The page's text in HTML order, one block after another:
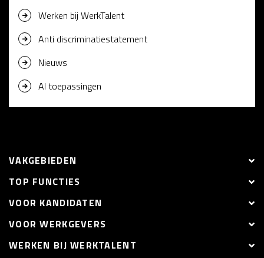
Werken bij WerkTalent
Anti discriminatiestatement
Nieuws
AI toepassingen
VAKGEBIEDEN
TOP FUNCTIES
VOOR KANDIDATEN
VOOR WERKGEVERS
WERKEN BIJ WERKTALENT